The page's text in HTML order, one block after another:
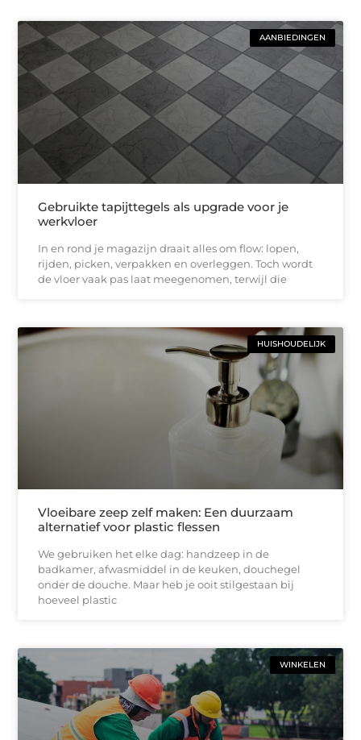
AANBIEDINGEN
Gebruikte tapijttegels als upgrade voor je
werkvloer
In en rond je magazijn draait alles om flow: lopen,
rijden, picken, verpakken en overleggen. Toch wordt
de vloer vaak pas laat meegenomen, terwijl die
HUISHOUDELIJK
Vloeibare zeep zelf maken: Een duurzaam
alternatief voor plastic flessen
We gebruiken het elke dag: handzeep in de
badkamer, afwasmiddel in de keuken, douchegel
onder de douche. Maar heb je ooit stilgestaan bij
hoeveel plastic
WINKELEN